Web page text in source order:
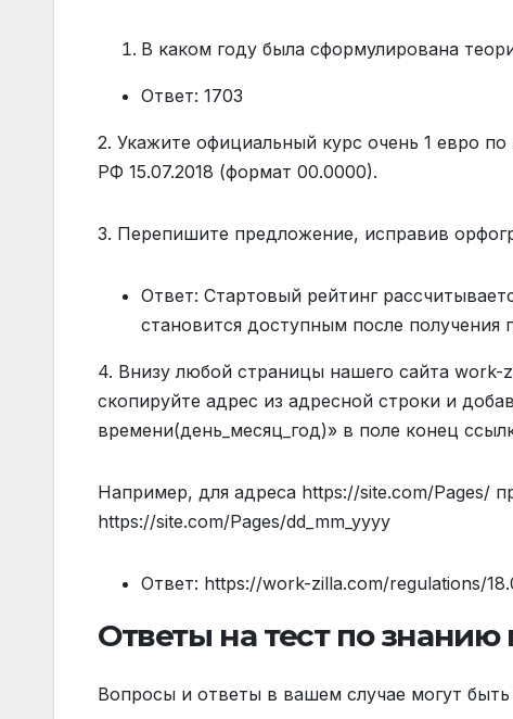
В каком году была сформулирована
Ответ: 1703
2. Укажите официальный курс очень 1 евро
РФ 15.07.2018 (формат 00.0000).
3. Перепишите предложение, исправив
Ответ: Стартовый рейтинг
становится доступным после
4. Внизу любой страницы нашего сайта work-
скопируйте адрес из адресной строки и
времени(день_месяц_год)» в поле конец
Например, для адреса https://site.com/Pages/
https://site.com/Pages/dd_mm_yyyy
Ответ: https://work-zilla.com/regulations/
Ответы на тест по
Вопросы и ответы в вашем случае могут